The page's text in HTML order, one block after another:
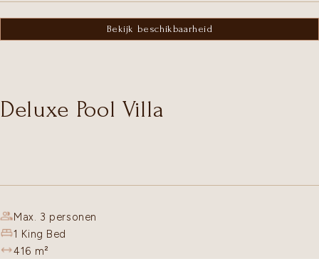
Bekijk beschikbaarheid
Deluxe Pool Villa
Max. 3 personen
1 King Bed
416 m²